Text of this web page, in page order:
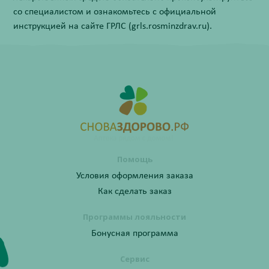
со специалистом и ознакомьтесь с официальной
инструкцией на сайте ГРЛС (grls.rosminzdrav.ru).
Помощь
Условия оформления заказа
Как сделать заказ
Программы лояльности
Бонусная программа
Сервис